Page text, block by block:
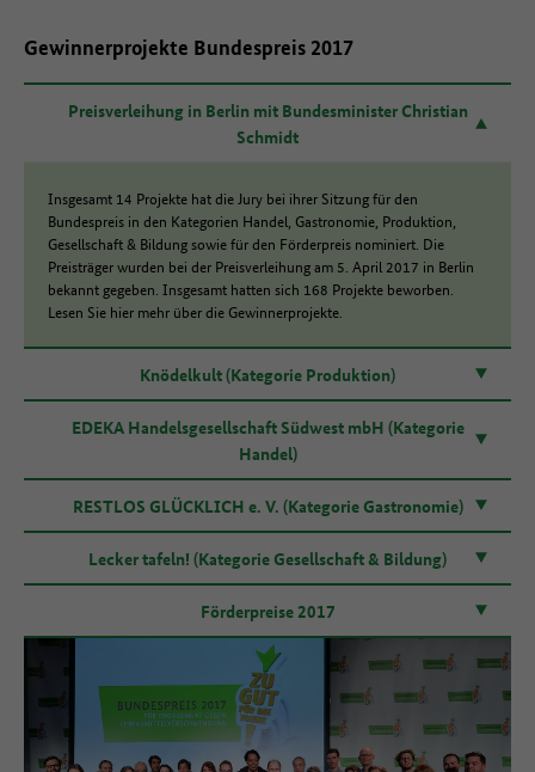
Gewinnerprojekte Bundespreis 2017
Preisverleihung in Berlin mit Bundesminister Christian
Schmidt
Insgesamt 14 Projekte hat die Jury bei ihrer Sitzung für den
Bundespreis in den Kategorien Handel, Gastronomie, Produktion,
Gesellschaft & Bildung sowie für den Förderpreis nominiert. Die
Preisträger wurden bei der Preisverleihung am 5. April 2017 in Berlin
bekannt gegeben. Insgesamt hatten sich 168 Projekte beworben.
Lesen Sie hier mehr über die Gewinnerprojekte.
Knödelkult (Kategorie Produktion)
EDEKA Handelsgesellschaft Südwest mbH (Kategorie
Handel)
RESTLOS GLÜCKLICH e. V. (Kategorie Gastronomie)
Lecker tafeln! (Kategorie Gesellschaft & Bildung)
Förderpreise 2017